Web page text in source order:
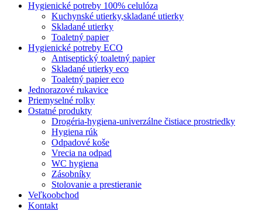
Hygienické potreby 100% celulóza
Kuchynské utierky,skladané utierky
Skladané utierky
Toaletný papier
Hygienické potreby ECO
Antiseptický toaletný papier
Skladané utierky eco
Toaletný papier eco
Jednorazové rukavice
Priemyselné rolky
Ostatné produkty
Drogéria-hygiena-univerzálne čistiace prostriedky
Hygiena rúk
Odpadové koše
Vrecia na odpad
WC hygiena
Zásobníky
Stolovanie a prestieranie
Veľkoobchod
Kontakt